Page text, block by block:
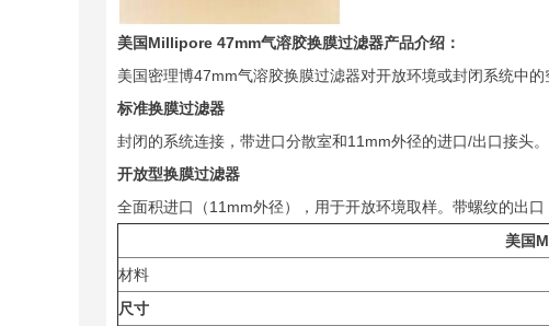
美国Millipore 47mm气溶胶换膜过滤器产品介绍：
美国密理博47mm气溶胶换膜过滤器对开放环境或封闭系统中
标准换膜过滤器
封闭的系统连接，带进口分散室和11mm外径的进口/出口接头。
开放型换膜过滤器
全面积进口（11mm外径），用于开放环境取样。带螺纹的出
美国
材料
尺寸